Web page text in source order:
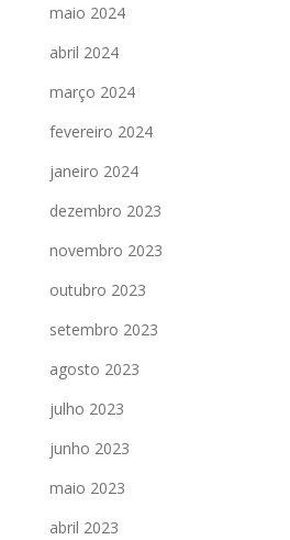
maio 2024
abril 2024
março 2024
fevereiro 2024
janeiro 2024
dezembro 2023
novembro 2023
outubro 2023
setembro 2023
agosto 2023
julho 2023
junho 2023
maio 2023
abril 2023